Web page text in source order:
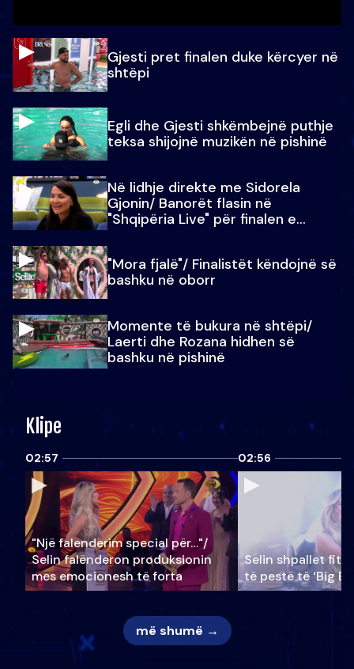
Gjesti pret finalen duke kërcyer në
shtëpi
Egli dhe Gjesti shkëmbejnë puthje
teksa shijojnë muzikën në pishinë
Në lidhje direkte me Sidorela
Gjonin/ Banorët flasin në
"Shqipëria Live" për finalen e
"Mora fjalë"/ Finalistët këndojnë së
bashku në oborr
Momente të bukura në shtëpi/
Laerti dhe Rozana hidhen së
bashku në pishinë
Klipe
02:57
"Një falenderim special për…"/
Selin falënderon produksionin
mes emocionesh të forta
02:56
Selin shpallet
të pestë të ‘Big
më shumë →